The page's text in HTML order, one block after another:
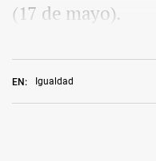
EN: Igualdad
(17 de mayo).